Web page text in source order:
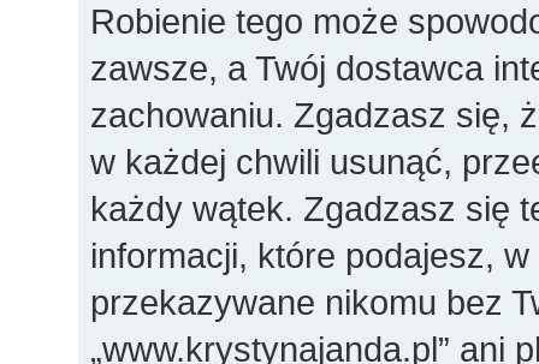
Robienie tego może
zawsze, a Twój dostawca
zachowaniu. Zgadzasz się,
w każdej chwili usunąć,
każdy wątek. Zgadzasz się
informacji, które podajesz,
przekazywane nikomu bez
„www.krystynajanda.pl” ani